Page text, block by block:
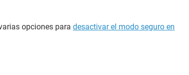
opciones para desactivar el modo seguro en